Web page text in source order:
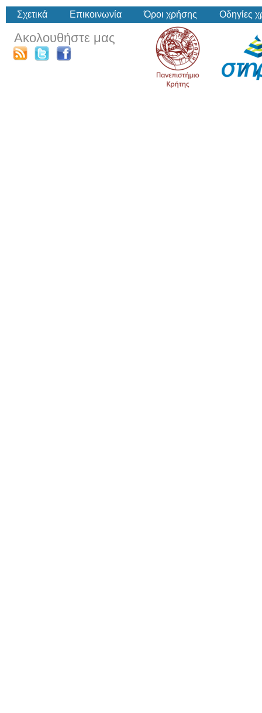
Σχετικά Επικοινωνία Όροι χρήσης Οδηγίες
Ακολουθήστε μας